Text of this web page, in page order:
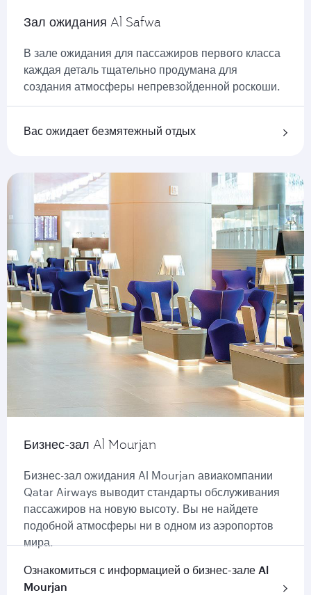
Зал ожидания Al Safwa
В зале ожидания для пассажиров первого класса
каждая деталь тщательно продумана для
создания атмосферы непревзойденной роскоши.
Вас ожидает безмятежный отдых
Бизнес-зал Al Mourjan
Бизнес-зал ожидания Al Mourjan авиакомпании
Qatar Airways выводит стандарты обслуживания
пассажиров на новую высоту. Вы не найдете
подобной атмосферы ни в одном из аэропортов
мира.
Ознакомиться с информацией о бизнес-зале Al
Mourjan